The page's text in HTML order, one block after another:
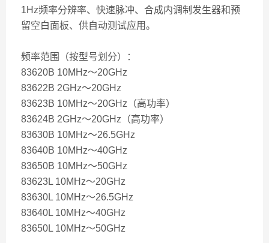
1Hz频率分辨率、快速脉冲、合成内调制发生器和预
留空白面板、供自动测试应用。
频率范围（按型号划分）：
83620B 10MHz～20GHz
83622B 2GHz～20GHz
83623B 10MHz～20GHz（高功率）
83624B 2GHz～20GHz（高功率）
83630B 10MHz～26.5GHz
83640B 10MHz～40GHz
83650B 10MHz～50GHz
83623L 10MHz～20GHz
83630L 10MHz～26.5GHz
83640L 10MHz～40GHz
83650L 10MHz～50GHz